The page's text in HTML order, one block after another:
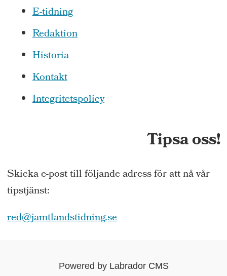
E-tidning
Redaktion
Historia
Kontakt
Integritetspolicy
Tipsa oss!
Skicka e-post till följande adress för att nå vår
tipstjänst:
red@jamtlandstidning.se
Powered by Labrador CMS